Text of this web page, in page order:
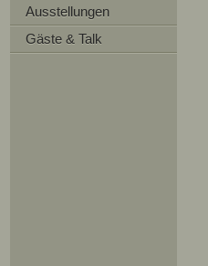
Ausstellungen
Gäste & Talk